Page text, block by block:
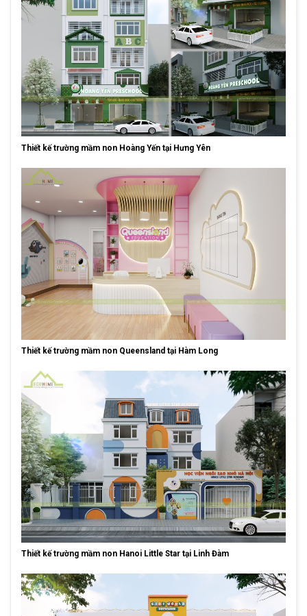
Thiết kế trường mầm non Hoàng Yến tại Hưng Yên
Thiết kế trường mầm non Queensland tại Hàm Long
Thiết kế trường mầm non Hanoi Little Star tại Linh Đàm